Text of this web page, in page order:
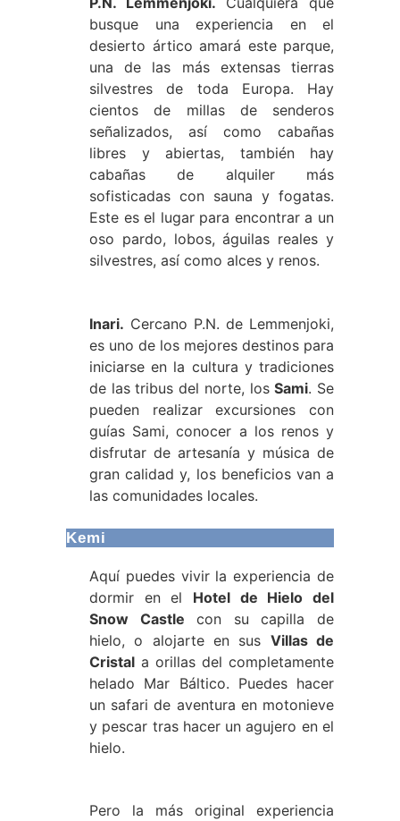
busque una experiencia en el
desierto ártico amará este parque,
una de las más extensas tierras
silvestres de toda Europa. Hay
cientos de millas de senderos
señalizados, así como cabañas
libres y abiertas, también hay
cabañas de alquiler más
sofisticadas con sauna y fogatas.
Este es el lugar para encontrar a un
oso pardo, lobos, águilas reales y
silvestres, así como alces y renos.
Inari. Cercano P.N. de Lemmenjoki,
es uno de los mejores destinos para
iniciarse en la cultura y tradiciones
de las tribus del norte, losSami. Se
pueden realizar excursiones con
guías Sami, conocer a los renos y
disfrutar de artesanía y música de
gran calidad y, los beneficios van a
las comunidades locales.
Kemi
Aquí puedes vivir la experiencia de
dormir en el Hotel de Hielo del
Snow Castle con su capilla de
hielo, o alojarte en sus Villas de
Cristal a orillas del completamente
helado Mar Báltico. Puedes hacer
un safari de aventura en motonieve
y pescar tras hacer un agujero en el
hielo.
Pero la más original experiencia